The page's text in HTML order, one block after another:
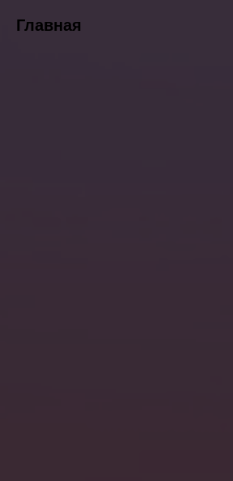
Главная